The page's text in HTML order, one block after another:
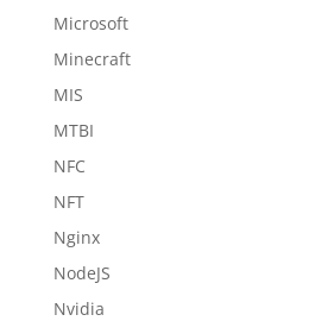
Microsoft
Minecraft
MIS
MTBI
NFC
NFT
Nginx
NodeJS
Nvidia